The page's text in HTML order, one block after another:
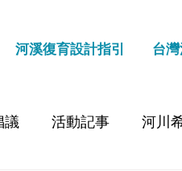
河溪復育設計指引 台
議 活動記事 河川